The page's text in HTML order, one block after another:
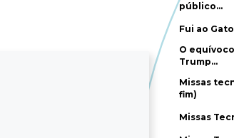
público…
Fui ao
O
Trump…
Missas
fim)
Missas